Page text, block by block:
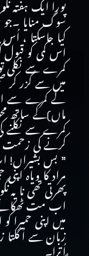
پورا ایک ہفتہ
سوگ منایا ۔جو
کیا جاسکتا ،
اس کمی کو قبول
کمرے سے نکلی
میں سے گزر کر
کے کمرے سے
ماں)کے ساتھ
کمرے سے نکلنے
کرنے کی زحمت
” بس بشیراں!
مراد کا ویاہ
پھرتی تھی نا
اب مت
میں اپنی حمیرا
زبان سے اُگلتا
اُترا۔